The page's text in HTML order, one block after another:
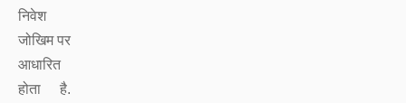
निवेश
जोखिम पर
आधारित
होता है.